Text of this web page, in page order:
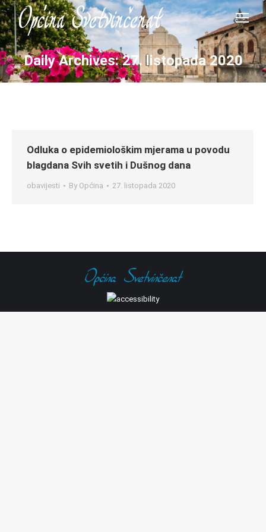
Daily Archives:27. listopada 2020
Odluka o epidemiološkim mjerama u povodu
blagdana Svih svetih i Dušnog dana
obavijesti By Općina 27. listopada 2020